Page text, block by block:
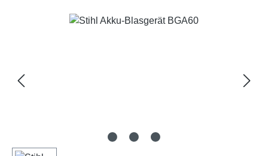
Bildergalerie überspringen